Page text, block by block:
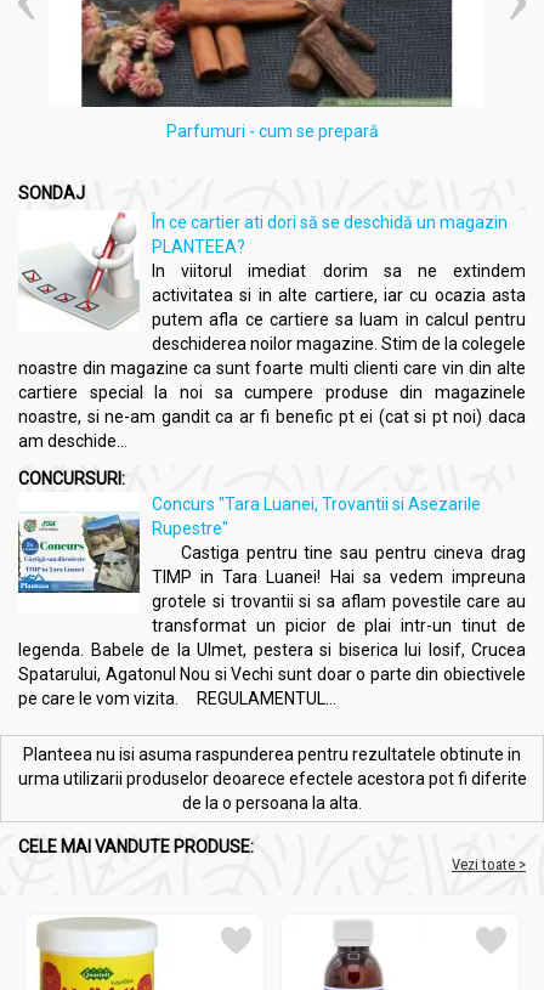
Parfumuri - cum se prepară
SONDAJ
În ce cartier ati dori să se deschidă un magazin
PLANTEEA?
In viitorul imediat dorim sa ne extindem
activitatea si in alte cartiere, iar cu ocazia asta
putem afla ce cartiere sa luam in calcul pentru
deschiderea noilor magazine. Stim de la colegele
noastre din magazine ca sunt foarte multi clienti care vin din alte
cartiere special la noi sa cumpere produse din magazinele
noastre, si ne-am gandit ca ar fi benefic pt ei (cat si pt noi) daca
am deschide...
CONCURSURI:
Concurs "Tara Luanei, Trovantii si Asezarile
Rupestre"
Castiga pentru tine sau pentru cineva drag
TIMP in Tara Luanei! Hai sa vedem impreuna
grotele si trovantii si sa aflam povestile care au
transformat un picior de plai intr-un tinut de
legenda. Babele de la Ulmet, pestera si biserica lui Iosif, Crucea
Spatarului, Agatonul Nou si Vechi sunt doar o parte din obiectivele
pe care le vom vizita. REGULAMENTUL...
Planteea nu isi asuma raspunderea pentru rezultatele obtinute in
urma utilizarii produselor deoarece efectele acestora pot fi diferite
de la o persoana la alta.
CELE MAI VANDUTE PRODUSE:
Vezi toate >